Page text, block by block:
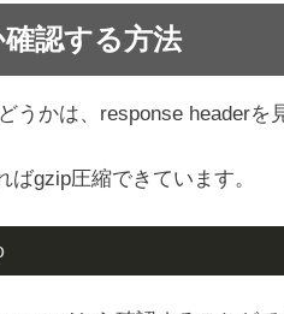
認する方法
うかは、response headerを
gzip圧縮できています。